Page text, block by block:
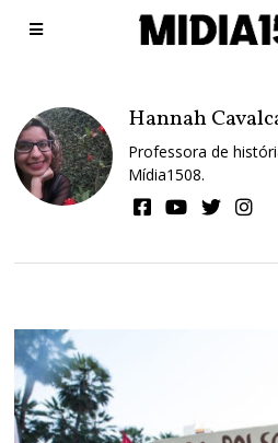
Hannah
Professora de
Mídia1508.